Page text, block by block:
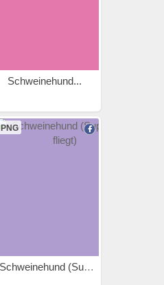
Schweinehund...
PNG
Schweinehund (Superheld...